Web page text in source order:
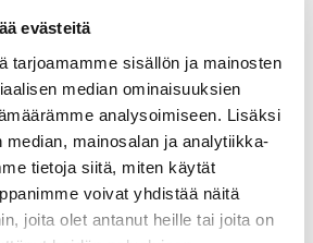
evästeitä
tarjoamamme sisällön ja mainosten
median ominaisuuksien
analysoimiseen. Lisäksi
median, mainosalan ja analytiikka-
tietoja siitä, miten käytät
voivat yhdistää näitä
joita olet antanut heille tai joita on